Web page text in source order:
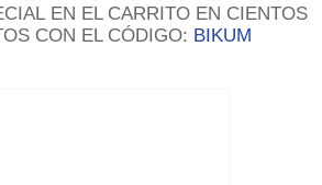
EN EL CARRITO EN CIENTOS
CON EL CÓDIGO: BIKUM